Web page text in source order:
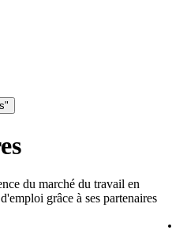
du marché du travail en
grâce à ses partenaires